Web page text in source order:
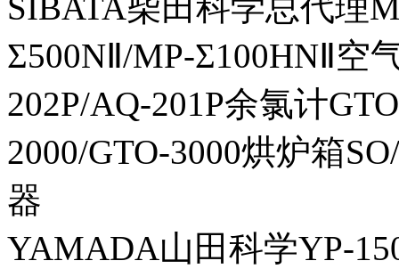
SIBATA柴田科学总代理
Σ500NⅡ/MP-Σ100HNⅡ空
202P/AQ-201P余氯计
2000/GTO-3000烘炉箱
器
YAMADA山田科学YP-